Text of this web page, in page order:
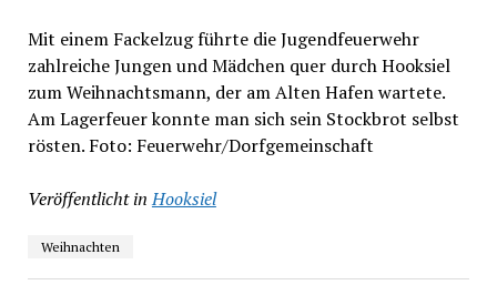
Mit einem Fackelzug führte die Jugendfeuerwehr
zahlreiche Jungen und Mädchen quer durch Hooksiel
zum Weihnachtsmann, der am Alten Hafen wartete.
Am Lagerfeuer konnte man sich sein Stockbrot selbst
rösten. Foto: Feuerwehr/Dorfgemeinschaft
Veröffentlicht in Hooksiel
Weihnachten